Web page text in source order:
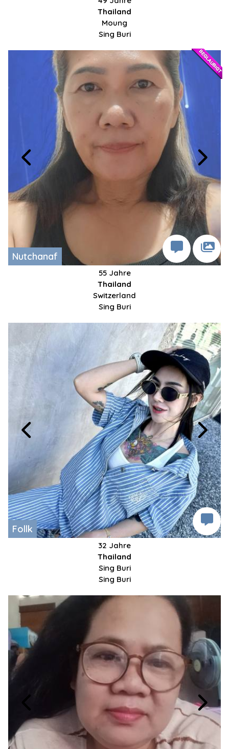
Thailand
Moung
Sing Buri
Nutchanaf
55 Jahre
Thailand
Switzerland
Sing Buri
Follk
32 Jahre
Thailand
Sing Buri
Sing Buri